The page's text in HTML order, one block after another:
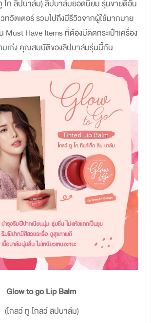
โก ลิปบาล์ม) ลิปบาล์มยอดนิยม รุ่นขายดีอัน
วิตเตอร์ รวมไปถึงมีรีวิวจากผู้ใช้มากมาย
Must Have Items ที่ต้องมีติดกระเป๋าเครื่อง
มเก่ง คุณสมบัติของลิปบาล์มรุ่นนี้กัน
Glow to go Lip Balm
(โกลว์ ทู โกลว์ ลิปบาล์ม)